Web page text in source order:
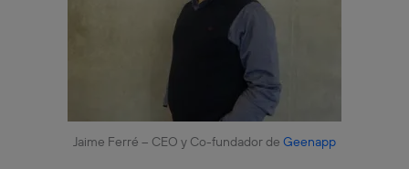
Jaime Ferré – CEO y Co-fundador de Geenapp